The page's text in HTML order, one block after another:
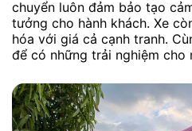
chuyển luôn đảm bảo tạo
tưởng cho hành khách. Xe
hóa với giá cả cạnh tranh.
để có những trải nghiệm cho